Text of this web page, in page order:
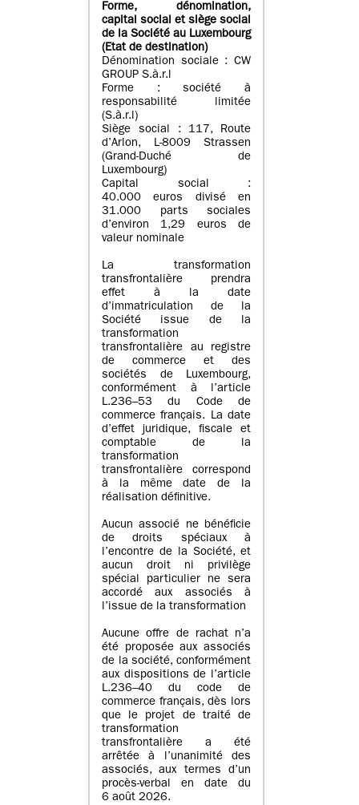
Forme, dénomination,
capital social et siège social
de la Société au Luxembourg
(Etat de destination)
Dénomination sociale : CW
GROUP S.à.r.l
Forme : société à
responsabilité limitée
(S.à.r.l)
Siège social : 117, Route
d’Arlon, L-8009 Strassen
(Grand-Duché de
Luxembourg)
Capital social :
40.000 euros divisé en
31.000 parts sociales
d’environ 1,29 euros de
valeur nominale
La transformation
transfrontalière prendra
effet à la date
d’immatriculation de la
Société issue de la
transformation
transfrontalière au registre
de commerce et des
sociétés de Luxembourg,
conformément à l’article
L.236–53 du Code de
commerce français. La date
d’effet juridique, fiscale et
comptable de la
transformation
transfrontalière correspond
à la même date de la
réalisation définitive.
Aucun associé ne bénéficie
de droits spéciaux à
l’encontre de la Société, et
aucun droit ni privilège
spécial particulier ne sera
accordé aux associés à
l’issue de la transformation
Aucune offre de rachat n’a
été proposée aux associés
de la société, conformément
aux dispositions de l’article
L.236–40 du code de
commerce français, dès lors
que le projet de traité de
transformation
transfrontalière a été
arrêtée à l’unanimité des
associés, aux termes d’un
procès-verbal en date du
6 août 2026.